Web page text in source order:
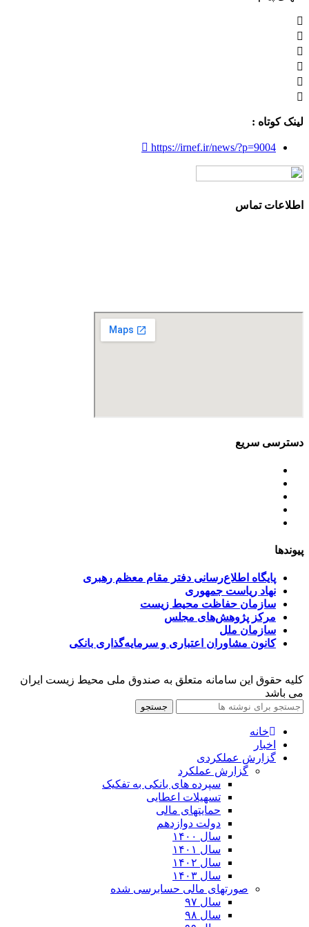
لینک کوتاه :
https://irnef.ir/news/?p=9004
اطلاعات تماس
دسترسی سریع
پیوندها
پایگاه اطلاع‌رسانی دفتر مقام معظم رهبری
نهاد ریاست جمهوری
سازمان حفاظت محیط زیست
مرکز پژوهش‌های مجلس
سازمان ملل
کانون مشاوران اعتباری و سرمایه‌گذاری بانکی
کلیه حقوق این سامانه متعلق به صندوق ملی محیط زیست ایران
می باشد
جستجو
خانه
اخبار
گزارش عملکردی
گزارش عملکرد
سپرده های بانکی به تفکیک
تسهیلات اعطایی
حمایتهای مالی
دولت دوازدهم
سال ۱۴۰۰
سال ۱۴۰۱
سال ۱۴۰۲
سال ۱۴۰۳
صورتهای مالی حسابرسی شده
سال ۹۷
سال ۹۸